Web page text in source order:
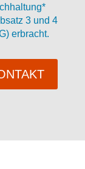
3 und 4
erbracht.